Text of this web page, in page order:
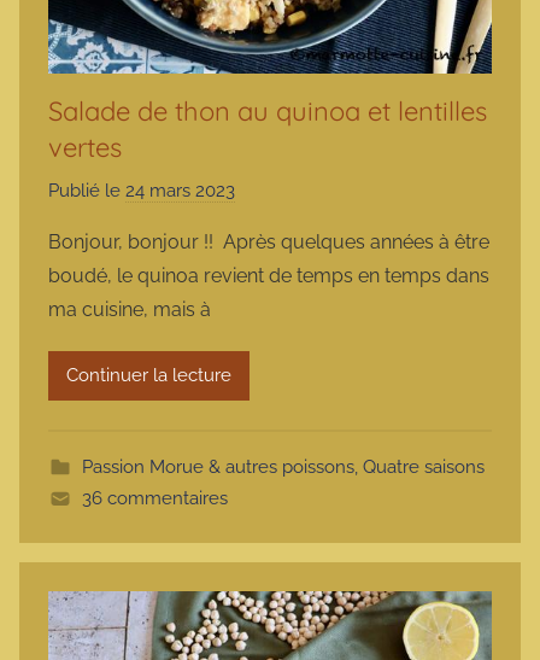
Salade de thon au quinoa et lentilles
vertes
Publié le 24 mars 2023
r
m
r
t
Bonjour, bonjour !! Après quelques années à être
boudé, le quinoa revient de temps en temps dans
ma cuisine, mais à
Continuer la lecture
Passion Morue & autres poissons, Quatre saisons
36 commentaires